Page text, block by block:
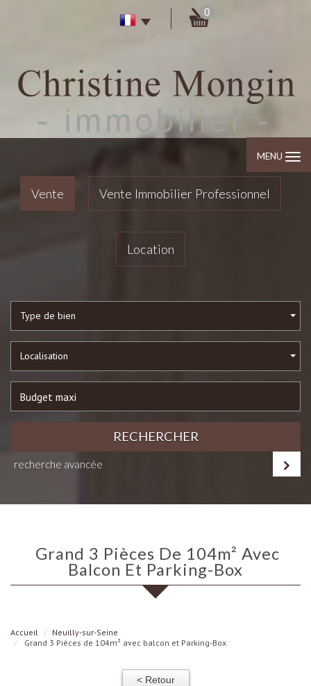
0
MENU
Vente Vente Immobilier Professionnel
Location
Type de bien
Localisation
RECHERCHER
recherche avancée
Grand 3 Pièces De 104m² Avec
Balcon Et Parking-Box
Accueil
Neuilly-sur-Seine
Grand 3 Pièces de 104m² avec balcon et Parking-Box
< Retour